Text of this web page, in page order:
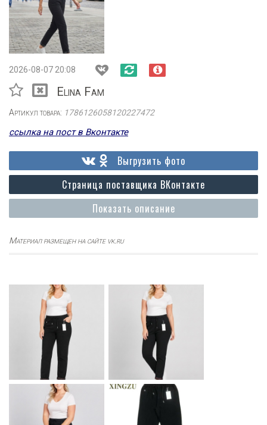
2026-08-07 20:08
Elina Fam
Артикул товара: 1786126058120227472
ссылка на пост в Вконтакте
Показать описание
Страница поставщика ВКонтакте
Выгрузить фото
Материал размещен на сайте vk.ru